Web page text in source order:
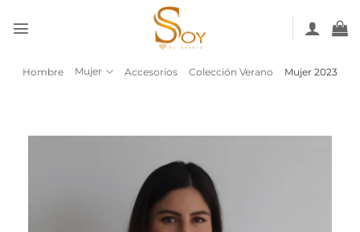
Hombre Mujer Accesorios Colección Verano Mujer 2023